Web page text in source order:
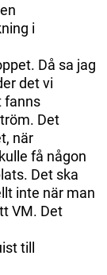
i
Då sa jag
det vi
fanns
Det
när
få någon
Det ska
inte när man
VM. Det
till